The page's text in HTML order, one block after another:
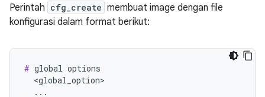
Perintah cfg_create membuat image dengan file
konfigurasi dalam format berikut:
# global options
  <global_option>